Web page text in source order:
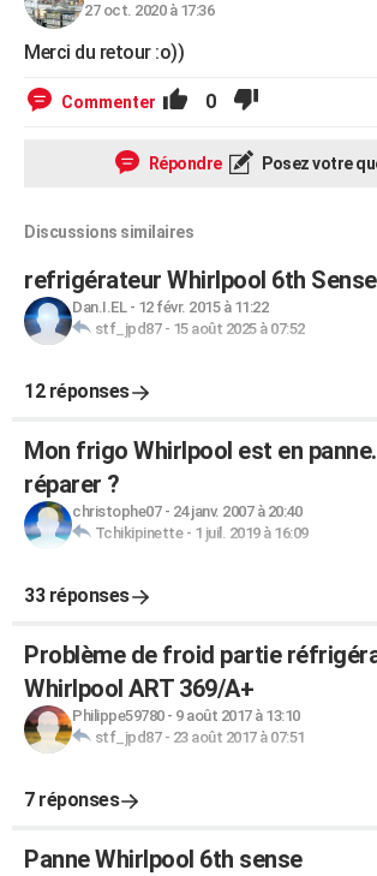
27 oct. 2020 à 17:36
Merci du retour :o))
Commenter 0
Répondre Posez votre
Discussions similaires
refrigérateur Whirlpool 6th
Dan.I.EL- 12 févr. 2015 à 11:22
stf_jpd87- 15 août 2025 à 07:52
12 réponses
Mon frigo Whirlpool est en
réparer ?
christophe07- 24 janv. 2007 à 20:40
Tchikipinette- 1 juil. 2019 à 16:09
33 réponses
Problème de froid partie
Whirlpool ART 369/A+
Philippe59780- 9 août 2017 à 13:10
stf_jpd87- 23 août 2017 à 07:51
7 réponses
Panne Whirlpool 6th sense